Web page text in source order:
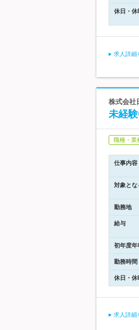
休日・休
求人詳細
株式会社
未経
職種・業
仕事内容
対象とな
勤務地
給与
初年度年
勤務時間
休日・休
求人詳細